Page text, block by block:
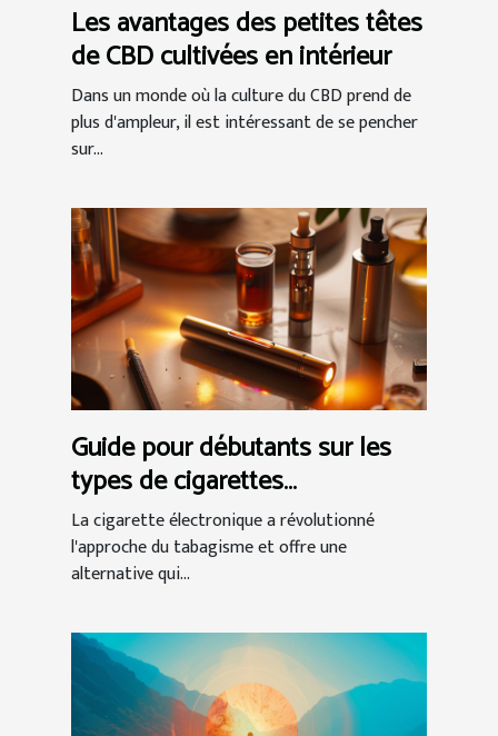
Les avantages des petites têtes
de CBD cultivées en intérieur
Dans un monde où la culture du CBD prend de
plus d'ampleur, il est intéressant de se pencher
sur...
Guide pour débutants sur les
types de cigarettes
électroniques
La cigarette électronique a révolutionné
l'approche du tabagisme et offre une
alternative qui...